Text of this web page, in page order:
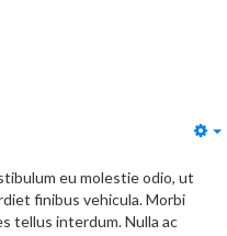
eu molestie odio, ut
finibus vehicula. Morbi
tellus interdum. Nulla ac